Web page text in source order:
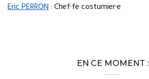
Eric PERRON:Chef·fe costumier·e
EN CE MOMENT :